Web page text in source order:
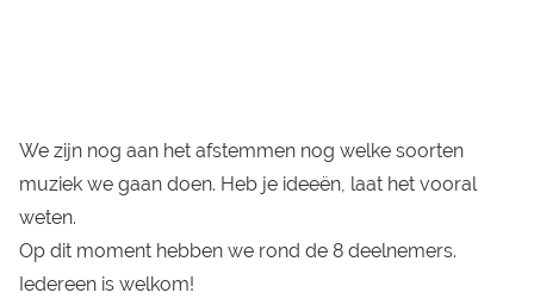
We zijn nog aan het afstemmen nog welke soorten
muziek we gaan doen. Heb je ideeën, laat het vooral
weten.
Op dit moment hebben we rond de 8 deelnemers.
Iedereen is welkom!